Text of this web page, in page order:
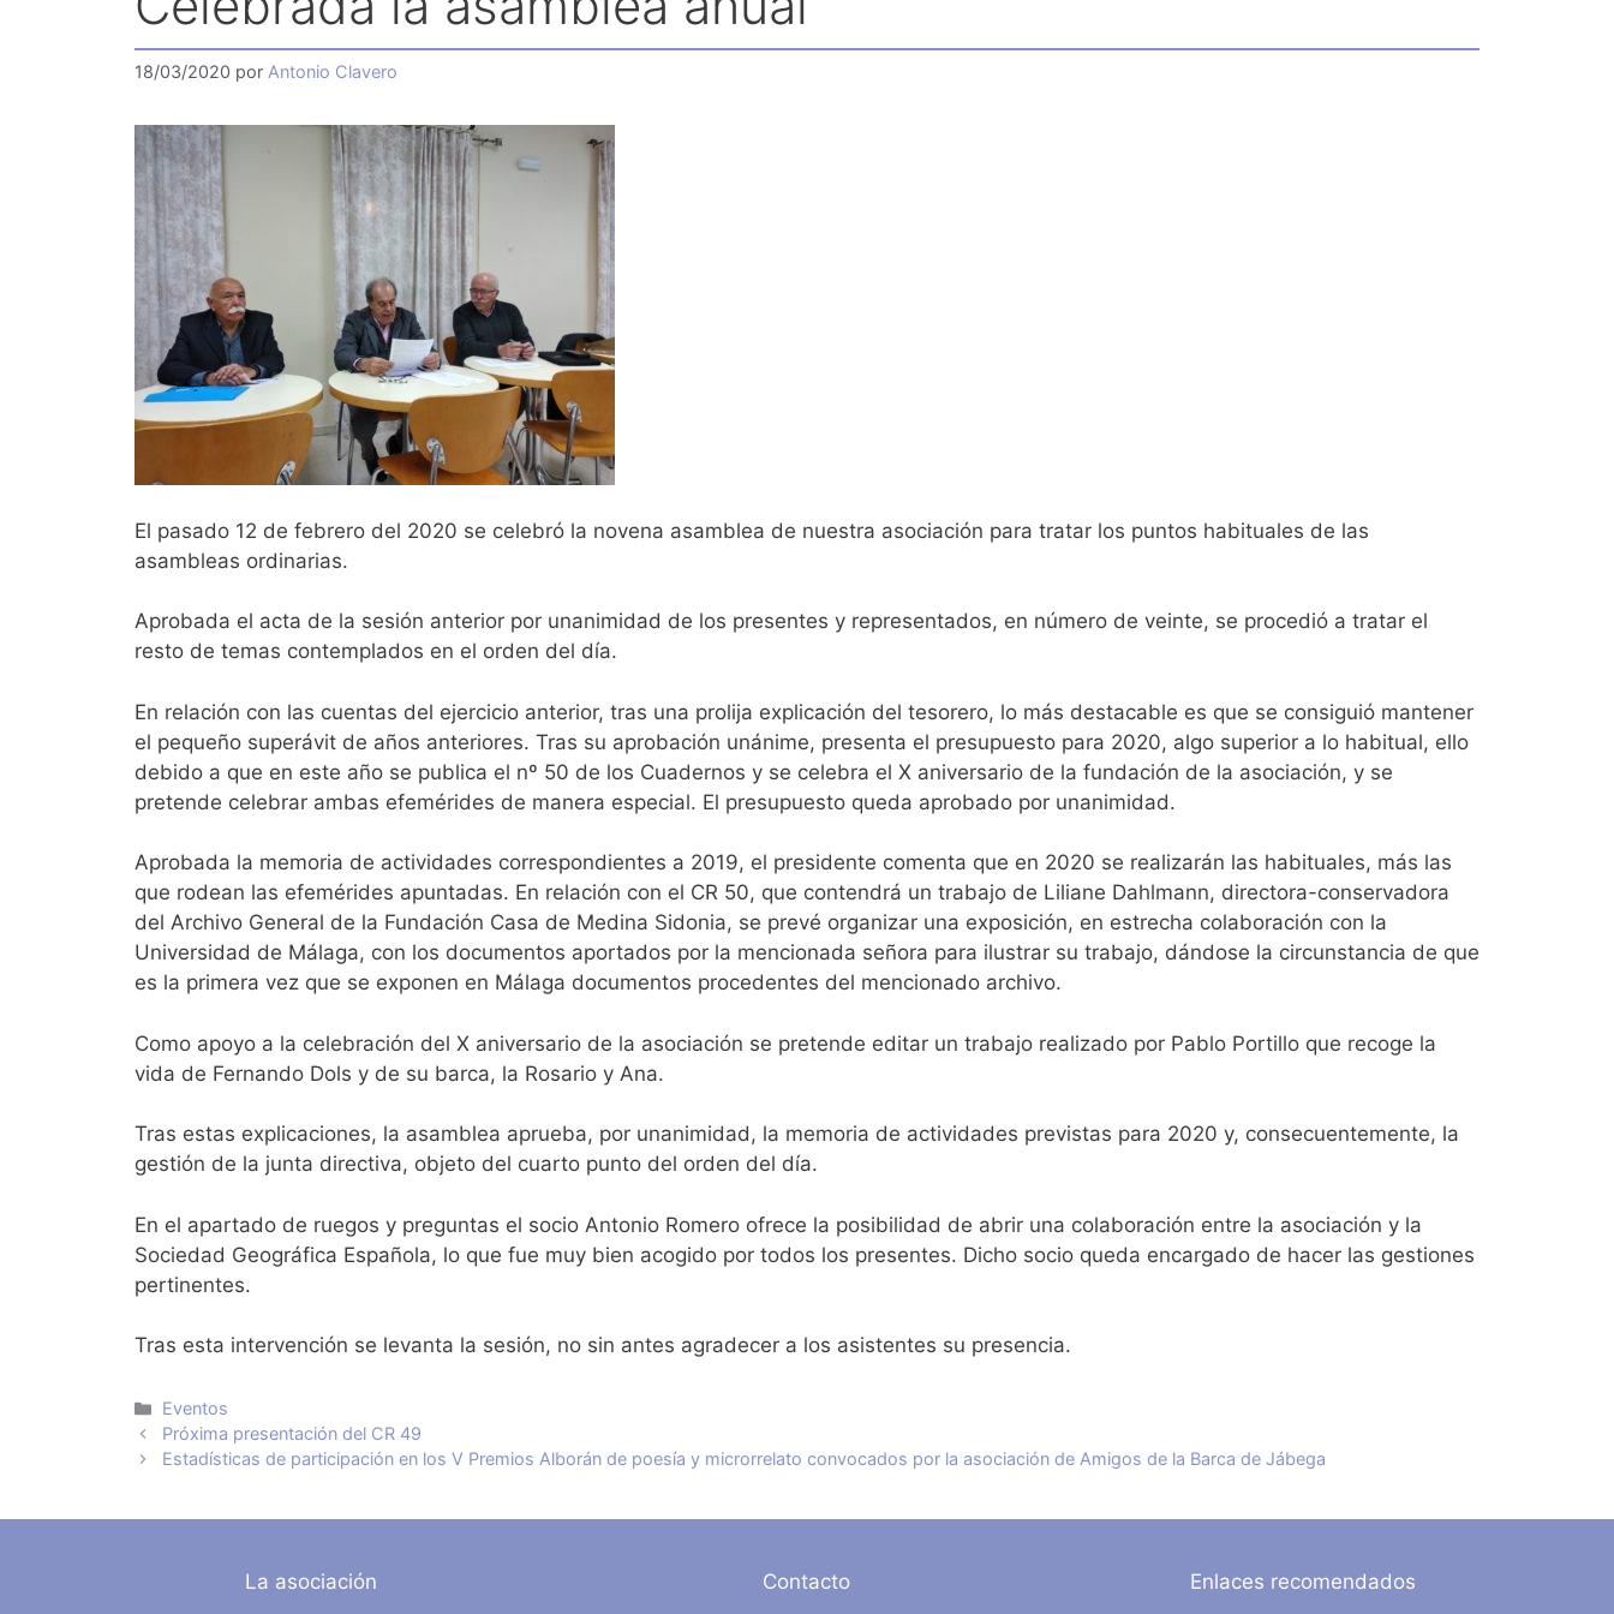
18/03/2020 por Antonio Clavero
El pasado 12 de febrero del 2020 se celebró la novena asamblea de nuestra asociación para tratar los puntos habituales de las
asambleas ordinarias.
Aprobada el acta de la sesión anterior por unanimidad de los presentes y representados, en número de veinte, se procedió a tratar el
resto de temas contemplados en el orden del día.
En relación con las cuentas del ejercicio anterior, tras una prolija explicación del tesorero, lo más destacable es que se consiguió mantener
el pequeño superávit de años anteriores. Tras su aprobación unánime, presenta el presupuesto para 2020, algo superior a lo habitual, ello
debido a que en este año se publica el nº 50 de los Cuadernos y se celebra el X aniversario de la fundación de la asociación, y se
pretende celebrar ambas efemérides de manera especial. El presupuesto queda aprobado por unanimidad.
Aprobada la memoria de actividades correspondientes a 2019, el presidente comenta que en 2020 se realizarán las habituales, más las
que rodean las efemérides apuntadas. En relación con el CR 50, que contendrá un trabajo de Liliane Dahlmann, directora-conservadora
del Archivo General de la Fundación Casa de Medina Sidonia, se prevé organizar una exposición, en estrecha colaboración con la
Universidad de Málaga, con los documentos aportados por la mencionada señora para ilustrar su trabajo, dándose la circunstancia de que
es la primera vez que se exponen en Málaga documentos procedentes del mencionado archivo.
Como apoyo a la celebración del X aniversario de la asociación se pretende editar un trabajo realizado por Pablo Portillo que recoge la
vida de Fernando Dols y de su barca, la Rosario y Ana.
Tras estas explicaciones, la asamblea aprueba, por unanimidad, la memoria de actividades previstas para 2020 y, consecuentemente, la
gestión de la junta directiva, objeto del cuarto punto del orden del día.
En el apartado de ruegos y preguntas el socio Antonio Romero ofrece la posibilidad de abrir una colaboración entre la asociación y la
Sociedad Geográfica Española, lo que fue muy bien acogido por todos los presentes. Dicho socio queda encargado de hacer las gestiones
pertinentes.
Tras esta intervención se levanta la sesión, no sin antes agradecer a los asistentes su presencia.
Categorías
Eventos
Próxima presentación del CR 49
Estadísticas de participación en los V Premios Alborán de poesía y microrrelato convocados por la asociación de Amigos de la Barca de Jábega
La asociación Contacto Enlaces recomendados